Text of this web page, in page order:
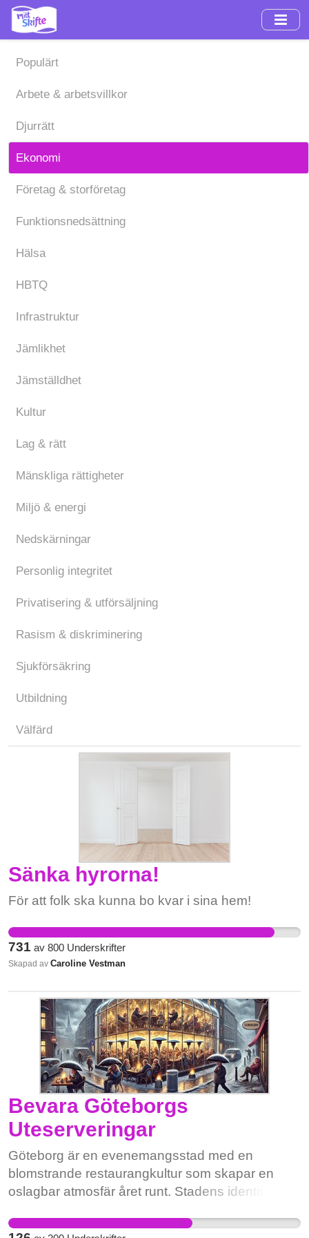
Hoppa
huvudinnehåll
Populärt
Arbete & arbetsvillkor
Djurrätt
Ekonomi
Företag & storföretag
Funktionsnedsättning
Hälsa
HBTQ
Infrastruktur
Jämlikhet
Jämställdhet
Kultur
Lag & rätt
Mänskliga rättigheter
Miljö & energi
Nedskärningar
Personlig integritet
Privatisering & utförsäljning
Rasism & diskriminering
Sjukförsäkring
Utbildning
Välfärd
Sänka hyrorna!
För att folk ska kunna bo kvar i sina hem!
731 av 800 Underskrifter
Skapad av Caroline Vestman
Bevara Göteborgs
Uteserveringar
Göteborg är en evenemangsstad med en
blomstrande restaurangkultur som skapar en
oslagbar atmosfär året runt. Stadens identitet
och besökare en levande och inbjudande